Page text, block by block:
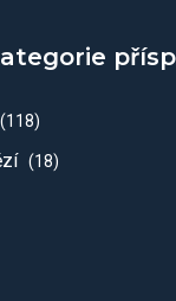
(118)
(18)